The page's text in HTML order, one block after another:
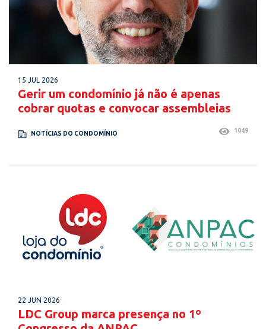
15 JUL 2026
Gerir um condomínio já não é apenas
cobrar quotas e convocar assembleias
NOTÍCIAS DO CONDOMÍNIO 1049
22 JUN 2026
LDC Group marca presença no 1º